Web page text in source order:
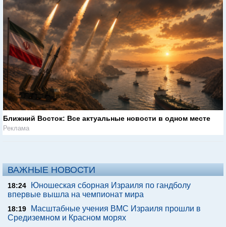
Ближний Восток: Все актуальные новости в одном месте
Реклама
ВАЖНЫЕ НОВОСТИ
18:24
Юношеская сборная Израиля по гандболу
впервые вышла на чемпионат мира
18:19
Масштабные учения ВМС Израиля прошли в
Средиземном и Красном морях